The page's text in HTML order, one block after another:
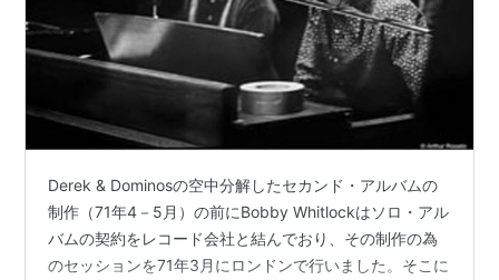
Derek & Dominosの空中分解したセカンド・アルバムの
制作（71年4－5月）の前にBobby Whitlockはソロ・アル
バムの契約をレコード会社と結んでおり、その制作の為
のセッションを71年3月にロンドンで行いました。そこに